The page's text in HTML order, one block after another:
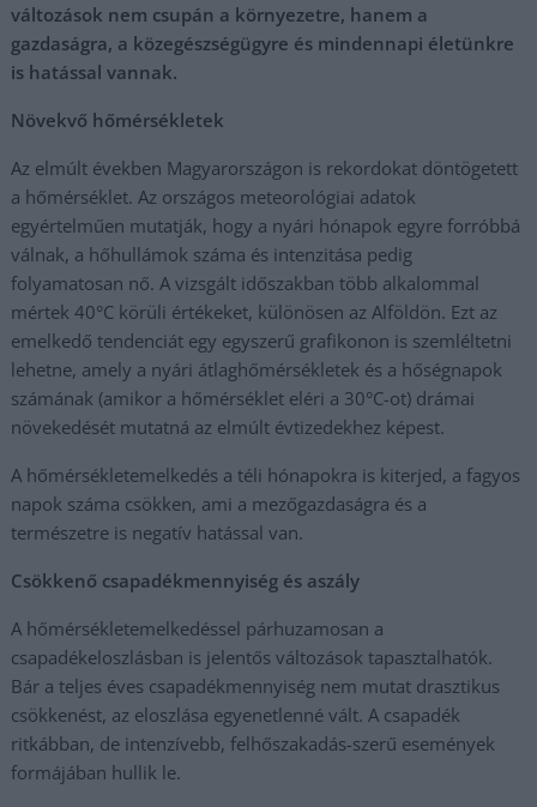
változások nem csupán a környezetre, hanem a
gazdaságra, a közegészségügyre és mindennapi életünkre
is hatással vannak.
Növekvő hőmérsékletek
Az elmúlt években Magyarországon is rekordokat döntögetett
a hőmérséklet. Az országos meteorológiai adatok
egyértelműen mutatják, hogy a nyári hónapok egyre forróbbá
válnak, a hőhullámok száma és intenzitása pedig
folyamatosan nő. A vizsgált időszakban több alkalommal
mértek 40°C körüli értékeket, különösen az Alföldön. Ezt az
emelkedő tendenciát egy egyszerű grafikonon is szemléltetni
lehetne, amely a nyári átlaghőmérsékletek és a hőségnapok
számának (amikor a hőmérséklet eléri a 30°C-ot) drámai
növekedését mutatná az elmúlt évtizedekhez képest.
A hőmérsékletemelkedés a téli hónapokra is kiterjed, a fagyos
napok száma csökken, ami a mezőgazdaságra és a
természetre is negatív hatással van.
Csökkenő csapadékmennyiség és aszály
A hőmérsékletemelkedéssel párhuzamosan a
csapadékeloszlásban is jelentős változások tapasztalhatók.
Bár a teljes éves csapadékmennyiség nem mutat drasztikus
csökkenést, az eloszlása egyenetlenné vált. A csapadék
ritkábban, de intenzívebb, felhőszakadás-szerű események
formájában hullik le.